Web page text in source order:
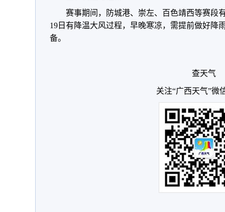
赛事期间，防城港、崇左、百色靖西等赛段
19日有降温大风过程，早晚寒凉，需提前做好降
备。
查天气
关注“广西天气”微